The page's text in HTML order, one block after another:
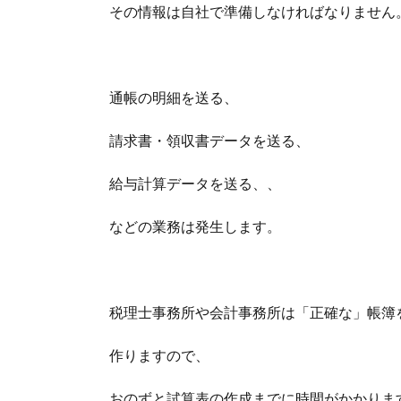
その情報は自社で準備しなければなりません。
通帳の明細を送る、
請求書・領収書データを送る、
給与計算データを送る、、
などの業務は発生します。
税理士事務所や会計事務所は「正確な」帳簿
作りますので、